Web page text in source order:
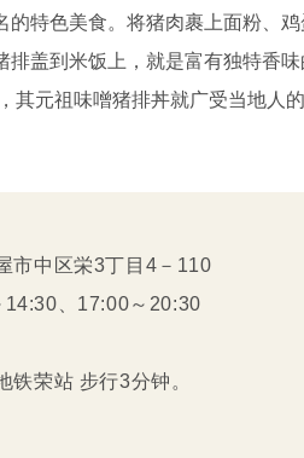
的特色美食。将猪肉裹上面粉、
排盖到米饭上，就是富有独特香
其元祖味噌猪排丼就广受当地人的
市中区栄3丁目4－110
、17:00～20:30
铁荣站 步行3分钟。